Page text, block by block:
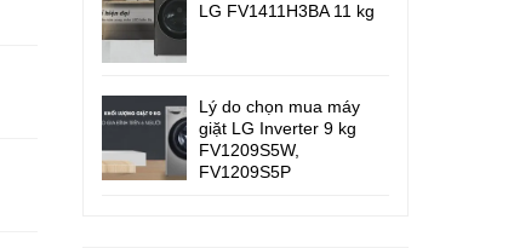
LG FV1411H3BA 11 kg
Lý do chọn mua máy
giặt LG Inverter 9 kg
FV1209S5W,
FV1209S5P